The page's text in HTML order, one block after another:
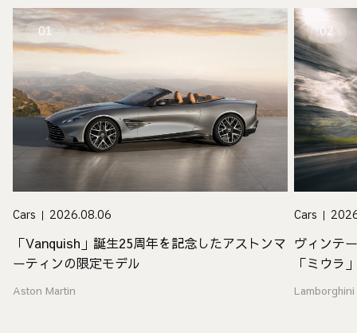
01
Cars 2026.08.06
「Vanquish」誕生25周年を記念したアストンマ
ーティンの限定モデル
Aston Martin
02
Cars
ヴィンテ
「ミウラ
Lamborghini